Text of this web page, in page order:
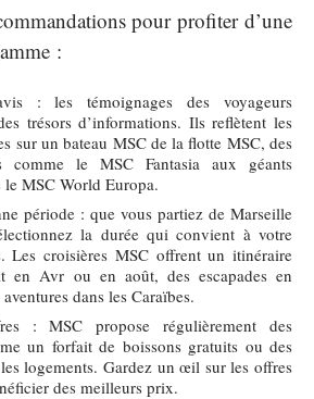
pour profiter d’une
:
: les témoignages des voyageurs
trésors d’informations. Ils reflètent les
sur un bateau MSC de la flotte MSC, des
comme le MSC Fantasia aux géants
MSC World Europa.
période : que vous partiez de Marseille
la durée qui convient à votre
Les croisières MSC offrent un itinéraire
en Avr ou en août, des escapades en
dans les Caraïbes.
: MSC propose régulièrement des
un forfait de boissons gratuits ou des
logements. Gardez un œil sur les offres
des meilleurs prix.